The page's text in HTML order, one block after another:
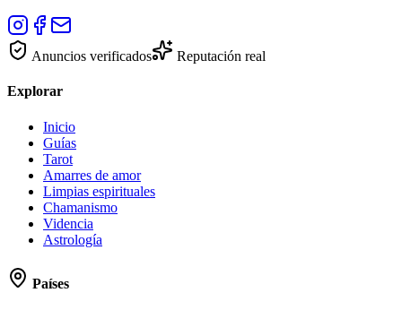
Anuncios verificados Reputación real
Explorar
Inicio
Guías
Tarot
Amarres de amor
Limpias espirituales
Chamanismo
Videncia
Astrología
Países